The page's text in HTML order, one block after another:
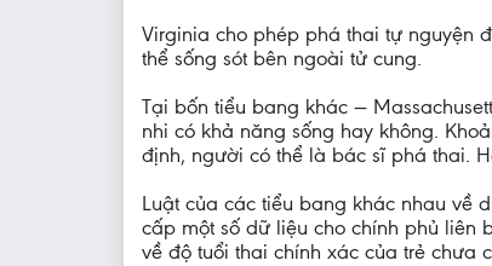
Virginia cho phép phá thai tự nguyện
thể sống sót bên ngoài tử cung.
Tại bốn tiểu bang khác —
nhi có khả năng sống hay không.
định, người có thể là bác sĩ phá thai.
Luật của các tiểu bang khác nhau về
cấp một số dữ liệu cho chính phủ liên
về độ tuổi thai chính xác của trẻ chưa